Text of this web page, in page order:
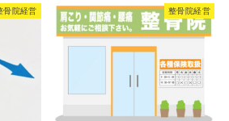
骨院経営 整骨院経営